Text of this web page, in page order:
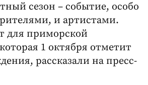
сезон – событие, особо
и артистами.
для приморской
1 октября отметит
рассказали на пресс-